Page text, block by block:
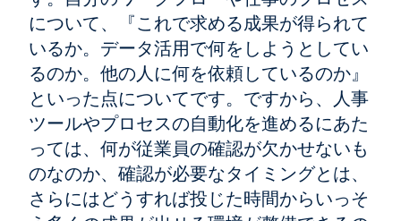
について、『これで求める成果が得られて
いるか。データ活用で何をしようとしてい
るのか。他の人に何を依頼しているのか』
といった点についてです。ですから、人事
ツールやプロセスの自動化を進めるにあた
っては、何が従業員の確認が欠かせないも
のなのか、確認が必要なタイミングとは、
さらにはどうすれば投じた時間からいっそ